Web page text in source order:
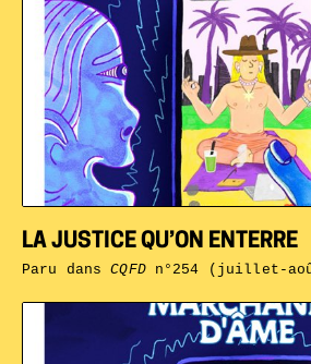
LA JUSTICE QU’ON ENTERRE
Paru dansCQFDn°254 (juillet-